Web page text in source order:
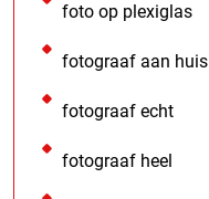
foto op plexiglas
fotograaf aan huis
fotograaf echt
fotograaf heel